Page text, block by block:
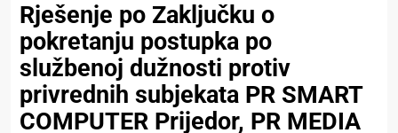
Rješenje pо Zaključku o
pokretanju postupka po
službenoj dužnosti protiv
privrednih subjekata PR SMART
COMPUTER Prijedor, PR MEDIA